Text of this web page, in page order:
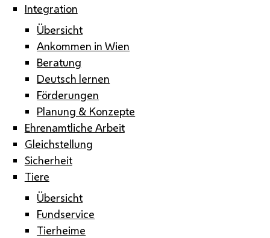
Integration
Übersicht
Ankommen in Wien
Beratung
Deutsch lernen
Förderungen
Planung & Konzepte
Ehrenamtliche Arbeit
Gleichstellung
Sicherheit
Tiere
Übersicht
Fundservice
Tierheime